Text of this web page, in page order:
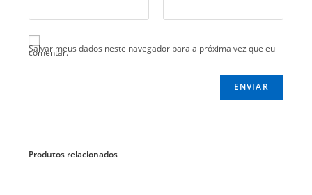
Salvar meus dados neste navegador para a próxima vez que eu
comentar.
Produtos relacionados